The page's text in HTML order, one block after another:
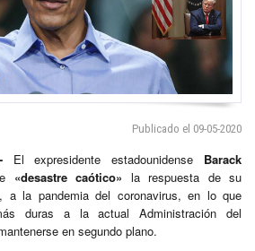
Publicado el 09-05-2020
El expresidente estadounidense Barack
«desastre caótico» la respuesta de su
, a la pandemia del coronavirus, en lo que
duras a la actual Administración del
en segundo plano.